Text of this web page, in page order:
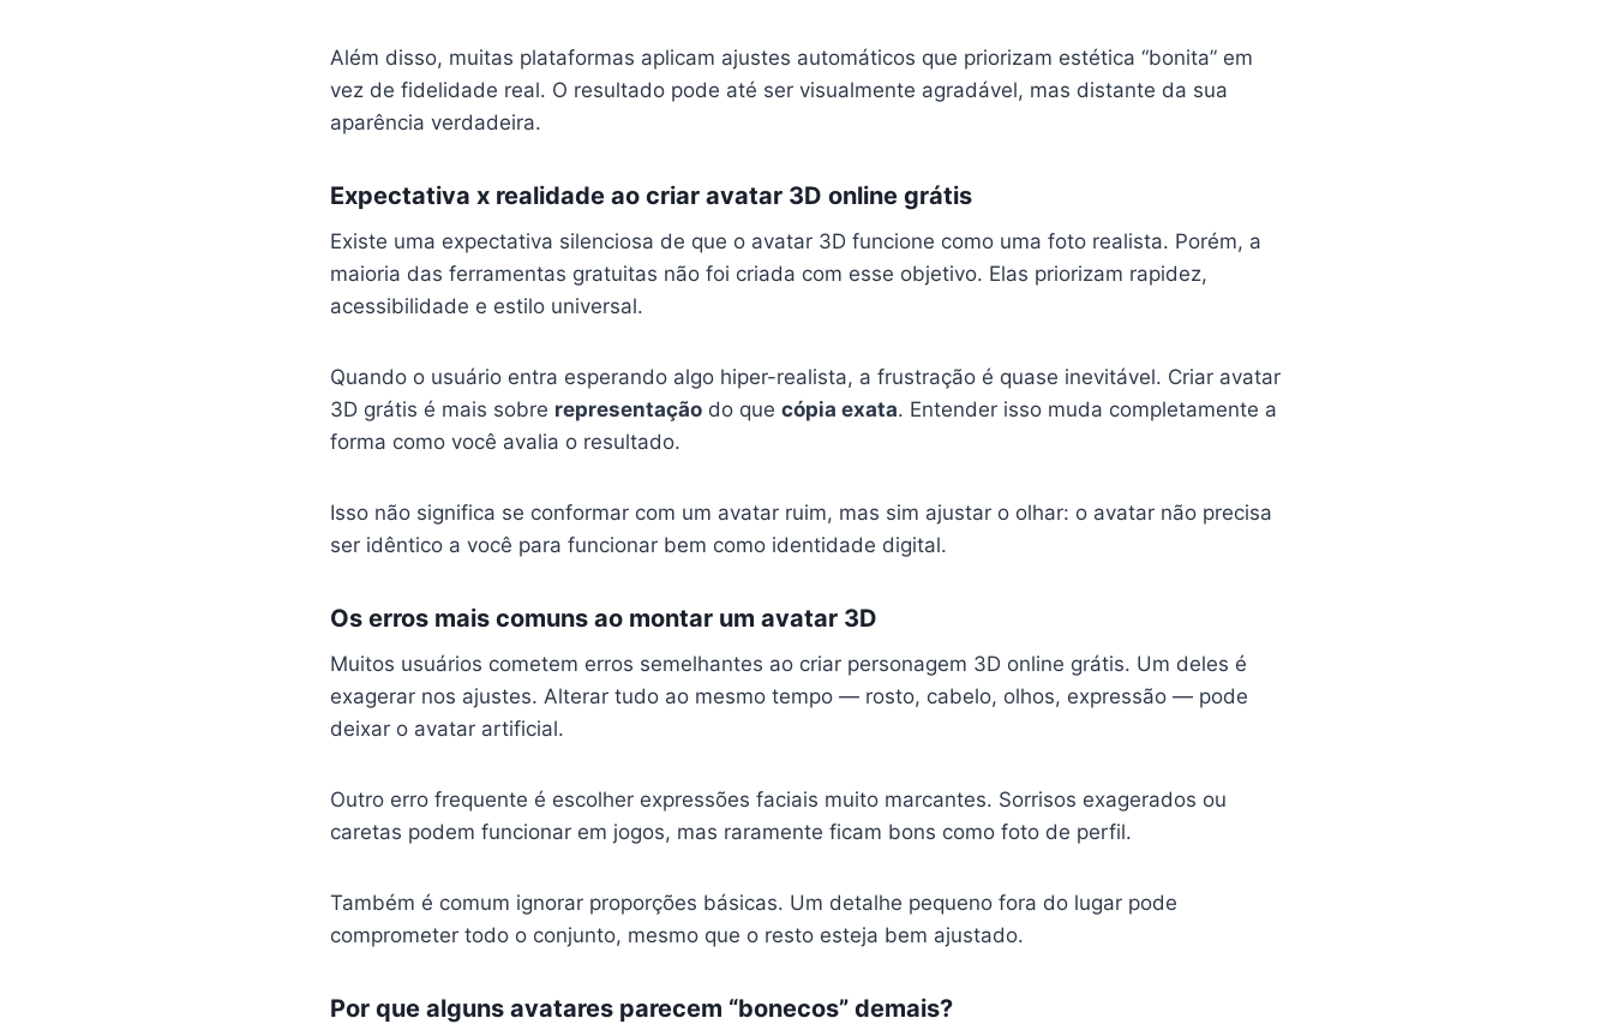
Além disso, muitas plataformas aplicam ajustes automáticos que priorizam estética “bonita” em
vez de fidelidade real. O resultado pode até ser visualmente agradável, mas distante da sua
aparência verdadeira.
Expectativa x realidade ao criar avatar 3D online grátis
Existe uma expectativa silenciosa de que o avatar 3D funcione como uma foto realista. Porém, a
maioria das ferramentas gratuitas não foi criada com esse objetivo. Elas priorizam rapidez,
acessibilidade e estilo universal.
Quando o usuário entra esperando algo hiper-realista, a frustração é quase inevitável. Criar avatar
3D grátis é mais sobre representação do que cópia exata. Entender isso muda completamente a
forma como você avalia o resultado.
Isso não significa se conformar com um avatar ruim, mas sim ajustar o olhar: o avatar não precisa
ser idêntico a você para funcionar bem como identidade digital.
Os erros mais comuns ao montar um avatar 3D
Muitos usuários cometem erros semelhantes ao criar personagem 3D online grátis. Um deles é
exagerar nos ajustes. Alterar tudo ao mesmo tempo — rosto, cabelo, olhos, expressão — pode
deixar o avatar artificial.
Outro erro frequente é escolher expressões faciais muito marcantes. Sorrisos exagerados ou
caretas podem funcionar em jogos, mas raramente ficam bons como foto de perfil.
Também é comum ignorar proporções básicas. Um detalhe pequeno fora do lugar pode
comprometer todo o conjunto, mesmo que o resto esteja bem ajustado.
Por que alguns avatares parecem “bonecos” demais?